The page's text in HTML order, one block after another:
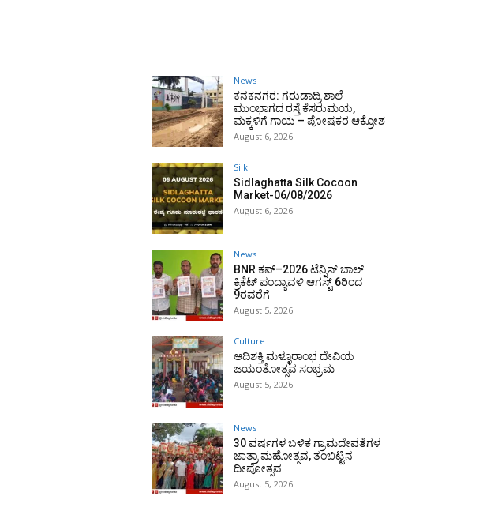
News
ಕನಕನಗರ: ಗರುಡಾದ್ರಿ ಶಾಲೆ
ಮುಂಭಾಗದ ರಸ್ತೆ ಕೆಸರುಮಯ,
ಮಕ್ಕಳಿಗೆ ಗಾಯ – ಪೋಷಕರ ಆಕ್ರೋಶ
August 6, 2026
Silk
Sidlaghatta Silk Cocoon
Market-06/08/2026
August 6, 2026
News
BNR ಕಪ್–2026 ಟೆನ್ನಿಸ್ ಬಾಲ್
ಕ್ರಿಕೆಟ್ ಪಂದ್ಯಾವಳಿ ಆಗಸ್ಟ್ 6ರಿಂದ
9ರವರೆಗೆ
August 5, 2026
Culture
ಆದಿಶಕ್ತಿ ಮಳ್ಳೂರಾಂಭ ದೇವಿಯ
ಜಯಂತೋತ್ಸವ ಸಂಭ್ರಮ
August 5, 2026
News
30 ವರ್ಷಗಳ ಬಳಿಕ ಗ್ರಾಮದೇವತೆಗಳ
ಜಾತ್ರಾ ಮಹೋತ್ಸವ, ತಂಬಿಟ್ಟಿನ
ದೀಪೋತ್ಸವ
August 5, 2026